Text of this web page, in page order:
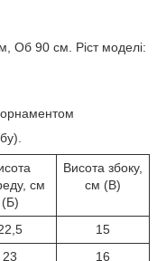
Об 90 см. Ріст моделі:
орнаментом
см
(Б)
Висота збоку,
см (В)
15
23 16